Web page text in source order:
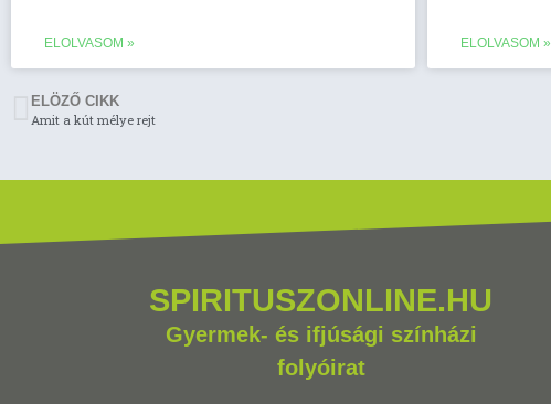
ELOLVASOM » ELOLVASOM »
ELÖZŐ CIKK
Amit a kút mélye rejt
SPIRITUSZONLINE.HU
Gyermek- és ifjúsági színházi
folyóirat